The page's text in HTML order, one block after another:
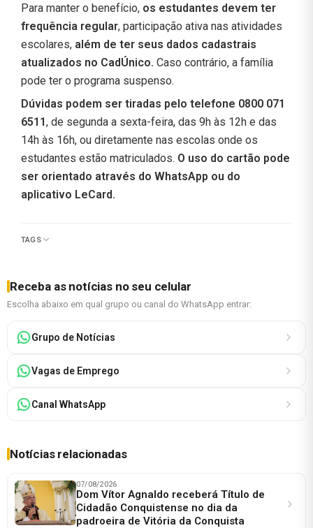
Para manter o benefício, os estudantes devem ter
frequência regular, participação ativa nas atividades
escolares, além de ter seus dados cadastrais
atualizados no CadÚnico. Caso contrário, a família
pode ter o programa suspenso.
Dúvidas podem ser tiradas pelo telefone 0800 071
6511, de segunda a sexta-feira, das 9h às 12h e das
14h às 16h, ou diretamente nas escolas onde os
estudantes estão matriculados. O uso do cartão pode
ser orientado através do WhatsApp ou do
aplicativo LeCard.
TAGS
Receba as notícias no seu celular
Escolha abaixo em qual grupo ou canal do WhatsApp entrar:
Grupo de Notícias
Vagas de Emprego
Canal WhatsApp
Notícias relacionadas
07/08/2026
Dom Vítor Agnaldo receberá Título de
Cidadão Conquistense no dia da
padroeira de Vitória da Conquista